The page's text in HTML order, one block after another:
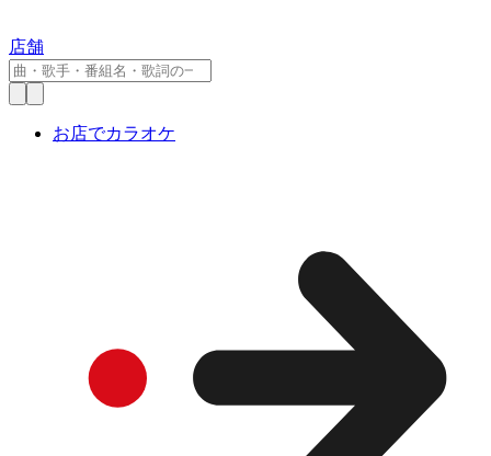
店舗
お店でカラオケ